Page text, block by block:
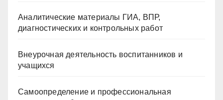
Аналитические материалы ГИА, ВПР,
диагностических и контрольных работ
Внеурочная деятельность воспитанников и
учащихся
Самоопределение и профессиональная